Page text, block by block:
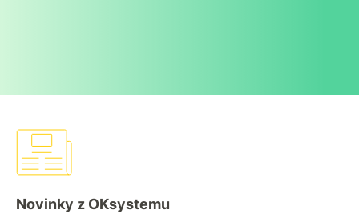
Novinky z OKsystemu